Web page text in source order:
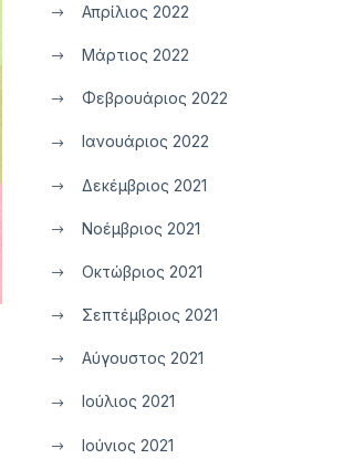
Απρίλιος 2022
Μάρτιος 2022
Φεβρουάριος 2022
Ιανουάριος 2022
Δεκέμβριος 2021
Νοέμβριος 2021
Οκτώβριος 2021
Σεπτέμβριος 2021
Αύγουστος 2021
Ιούλιος 2021
Ιούνιος 2021